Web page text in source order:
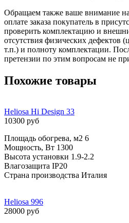
Обращаем также ваше внимание
оплате заказа покупатель в
проверить комплектацию и
отсутствия физических дефектов
т.п.) и полноту комплектации.
претензии по этим вопросам не
Похожие товары
Heliosa Hi Design 33
10300 руб
Площадь обогрева, м2 6
Мощность, Вт 1300
Высота установки 1.9-2.2
Влагозащита IP20
Страна производства Италия
Heliosa 996
28000 руб